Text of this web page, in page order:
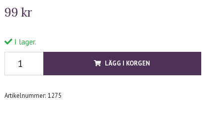
99 kr
I lager.
LÄGG I KORGEN
Artikelnummer: 1275